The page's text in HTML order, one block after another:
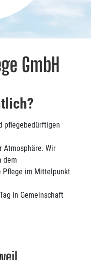
GmbH
pflegebedürftigen
Atmosphäre. Wir
dem
Pflege im Mittelpunkt
in Gemeinschaft
...